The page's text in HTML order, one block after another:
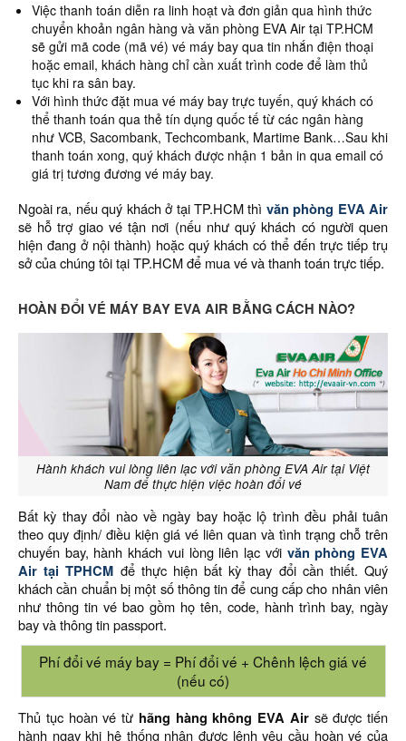
Việc thanh toán diễn ra linh hoạt và đơn giản qua hình thức
chuyển khoản ngân hàng và văn phòng EVA Air tại TP.HCM
sẽ gửi mã code (mã vé) vé máy bay qua tin nhắn điện thoại
hoặc email, khách hàng chỉ cần xuất trình code để làm thủ
tục khi ra sân bay.
Với hình thức đặt mua vé máy bay trực tuyến, quý khách có
thể thanh toán qua thẻ tín dụng quốc tế từ các ngân hàng
như VCB, Sacombank, Techcombank, Martime Bank…Sau khi
thanh toán xong, quý khách được nhận 1 bản in qua email có
giá trị tương đương vé máy bay.
Ngoài ra, nếu quý khách ở tại TP.HCM thì văn phòng EVA Air
sẽ hỗ trợ giao vé tận nơi (nếu như quý khách có người quen
hiện đang ở nội thành) hoặc quý khách có thể đến trực tiếp trụ
sở của chúng tôi tại TP.HCM để mua vé và thanh toán trực tiếp.
HOÀN ĐỔI VÉ MÁY BAY EVA AIR BẰNG CÁCH NÀO?
Hành khách vui lòng liên lạc với văn phòng EVA Air tại Việt
Nam để thực hiện việc hoàn đổi vé
Bất kỳ thay đổi nào về ngày bay hoặc lộ trình đều phải tuân
theo quy định/ điều kiện giá vé liên quan và tình trạng chỗ trên
chuyến bay, hành khách vui lòng liên lạc với văn phòng EVA
Air tại TPHCM để thực hiện bất kỳ thay đổi cần thiết. Quý
khách cần chuẩn bị một số thông tin để cung cấp cho nhân viên
như thông tin vé bao gồm họ tên, code, hành trình bay, ngày
bay và thông tin passport.
Phí đổi vé máy bay = Phí đổi vé + Chênh lệch giá vé
(nếu có)
Thủ tục hoàn vé từ hãng hàng không EVA Air sẽ được tiến
hành ngay khi hệ thống nhận được lệnh yêu cầu hoàn vé của